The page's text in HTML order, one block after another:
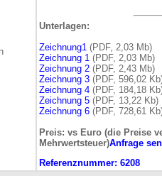
Unterlagen:
Zeichnung1 (PDF, 2,03 Mb)
Zeichnung 1 (PDF, 2,03 Mb)
Zeichnung 2 (PDF, 2,43 Mb)
Zeichnung 3 (PDF, 596,02
Zeichnung 4 (PDF, 184,18
Zeichnung 5 (PDF, 13,22 Kb)
Zeichnung 6 (PDF, 728,61
Preis: vs Euro (die Preise
Mehrwertsteuer)Anfrage
Referenznummer: 6208